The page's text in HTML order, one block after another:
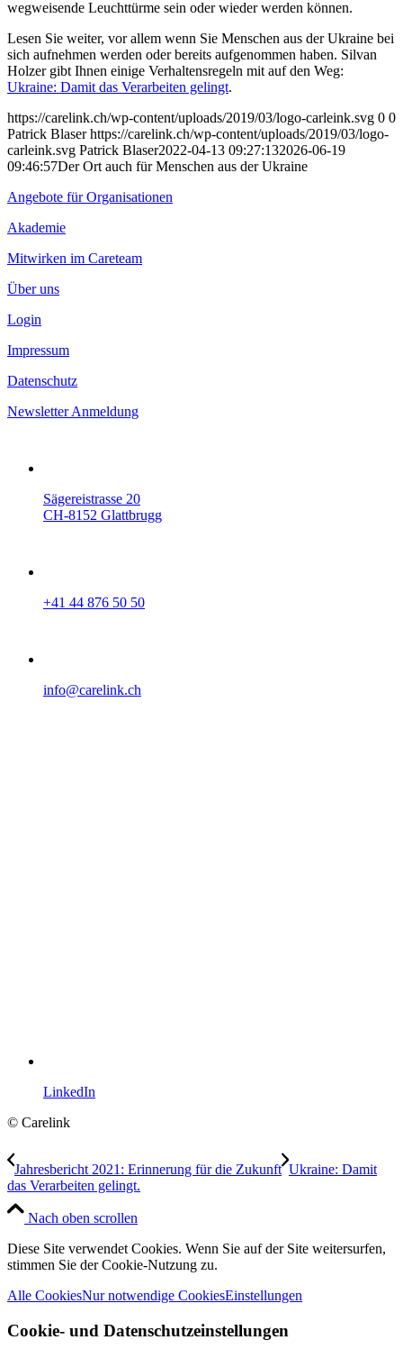
wegweisende Leuchttürme sein oder wieder werden können.
Lesen Sie weiter, vor allem wenn Sie Menschen aus der Ukraine bei
sich aufnehmen werden oder bereits aufgenommen haben. Silvan
Holzer gibt Ihnen einige Verhaltensregeln mit auf den Weg:
Ukraine: Damit das Verarbeiten gelingt.
https://carelink.ch/wp-content/uploads/2019/03/logo-carleink.svg 0 0
Patrick Blaser https://carelink.ch/wp-content/uploads/2019/03/logo-
carleink.svg Patrick Blaser2022-04-13 09:27:132026-06-19
09:46:57Der Ort auch für Menschen aus der Ukraine
Angebote für Organisationen
Akademie
Mitwirken im Careteam
Über uns
Login
Impressum
Datenschutz
Newsletter Anmeldung
Sägereistrasse 20
CH-8152 Glattbrugg
+41 44 876 50 50
info@carelink.ch
LinkedIn
© Carelink
Jahresbericht 2021: Erinnerung für die Zukunft Ukraine: Damit
das Verarbeiten gelingt.
Nach oben scrollen
Diese Site verwendet Cookies. Wenn Sie auf der Site weitersurfen,
stimmen Sie der Cookie-Nutzung zu.
Alle CookiesNur notwendige CookiesEinstellungen
Cookie- und Datenschutzeinstellungen